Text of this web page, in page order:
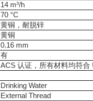
14 m³/h
70 °C
黄铜，耐脱锌
黄铜
0.16 mm
有
ACS 认证，所有材料均符合
Drinking Water
External Thread